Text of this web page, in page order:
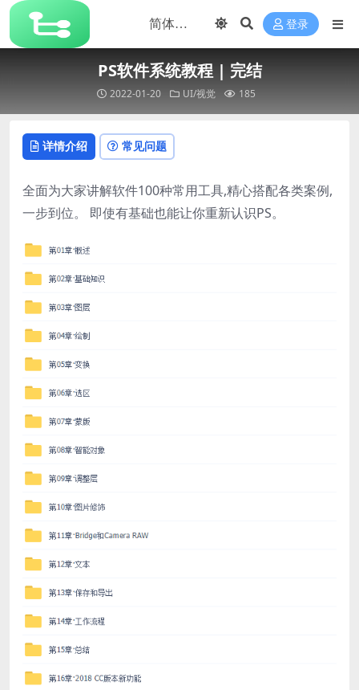
登录
PS软件系统教程 | 完结
2022-01-20 UI/视觉 185
详情介绍 常见问题
全面为大家讲解软件100种常用工具,精心搭配各类案例,
一步到位。 即使有基础也能让你重新认识PS。